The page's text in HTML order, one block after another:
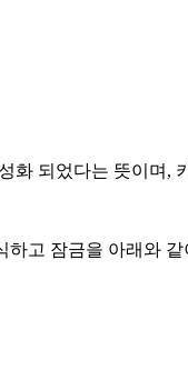
화 되었다는 뜻이며,
하고 잠금을 아래와